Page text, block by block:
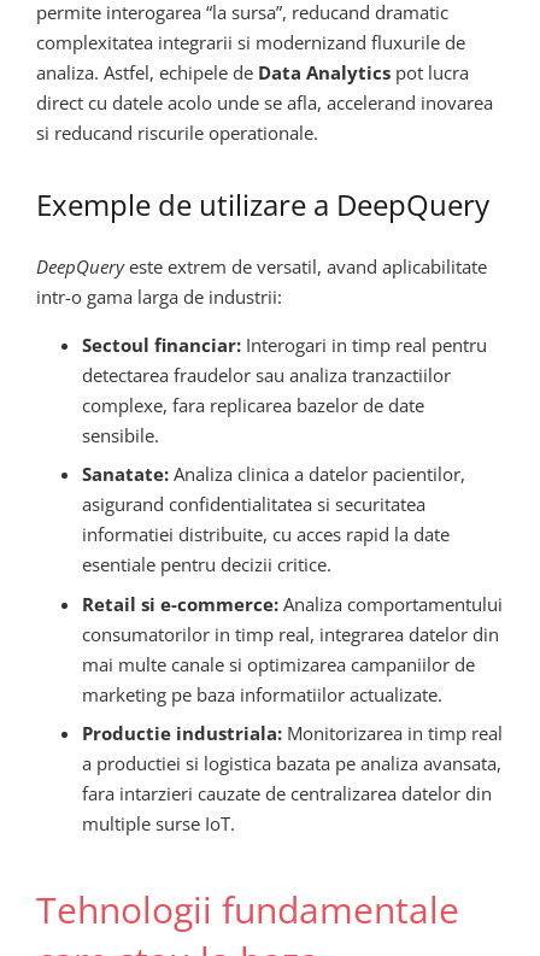
permite interogarea “la sursa”, reducand dramatic
complexitatea integrarii si modernizand fluxurile de
analiza. Astfel, echipele de Data Analytics pot lucra
direct cu datele acolo unde se afla, accelerand inovarea
si reducand riscurile operationale.
Exemple de utilizare a DeepQuery
DeepQueryeste extrem de versatil, avand aplicabilitate
intr-o gama larga de industrii:
Sectoul financiar:Interogari in timp real pentru
detectarea fraudelor sau analiza tranzactiilor
complexe, fara replicarea bazelor de date
sensibile.
Sanatate:Analiza clinica a datelor pacientilor,
asigurand confidentialitatea si securitatea
informatiei distribuite, cu acces rapid la date
esentiale pentru decizii critice.
Retail si e-commerce:Analiza comportamentului
consumatorilor in timp real, integrarea datelor din
mai multe canale si optimizarea campaniilor de
marketing pe baza informatiilor actualizate.
Productie industriala:Monitorizarea in timp real
a productiei si logistica bazata pe analiza avansata,
fara intarzieri cauzate de centralizarea datelor din
multiple surse IoT.
Tehnologii fundamentale